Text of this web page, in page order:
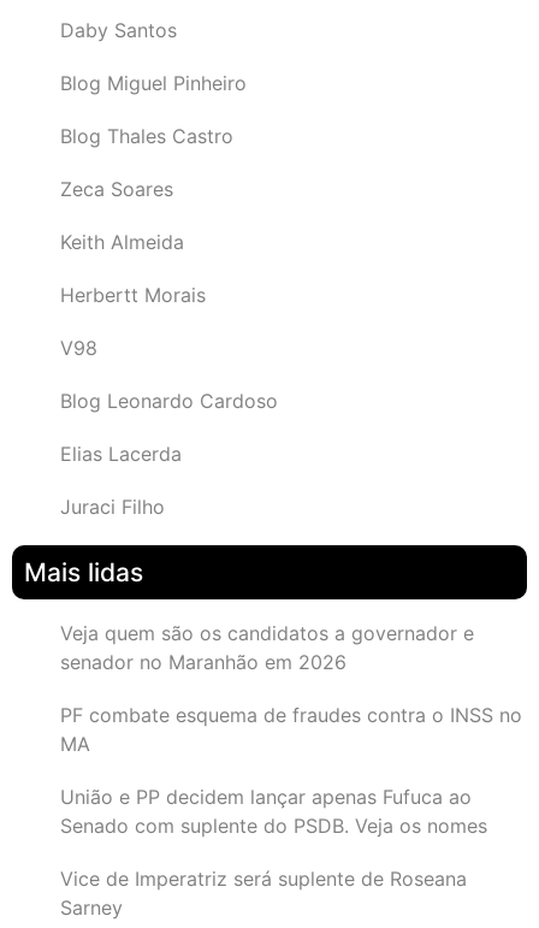
Daby Santos
Blog Miguel Pinheiro
Blog Thales Castro
Zeca Soares
Keith Almeida
Herbertt Morais
V98
Blog Leonardo Cardoso
Elias Lacerda
Juraci Filho
Mais lidas
Veja quem são os candidatos a governador e
senador no Maranhão em 2026
PF combate esquema de fraudes contra o INSS no
MA
União e PP decidem lançar apenas Fufuca ao
Senado com suplente do PSDB. Veja os nomes
Vice de Imperatriz será suplente de Roseana
Sarney